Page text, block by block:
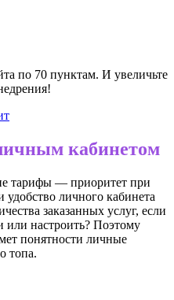
по 70 пунктам. И увеличьте
кабинетом
тарифы — приоритет при
удобство личного кабинета
заказанных услуг, если
или настроить? Поэтому
понятности личные
топа.